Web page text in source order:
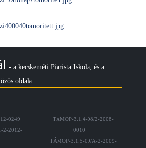
- a kecskeméti Piarista Iskola, és a
oldala
0249
2-2012-
TÁMOP-3.1.4-08/2-2008-
0010
TÁMOP-3.1.5-09/A-2-2009-